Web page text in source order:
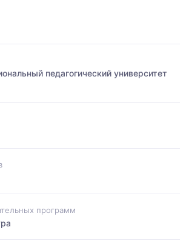
педагогический университет
программ